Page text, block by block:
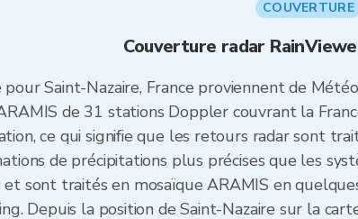
COUVERTURE
Couverture radar
pour Saint-Nazaire, France proviennent de
de 31 stations Doppler couvrant la
ce qui signifie que les retours radar sont
de précipitations plus précises que les
sont traités en mosaïque ARAMIS en
Depuis la position de Saint-Nazaire sur la